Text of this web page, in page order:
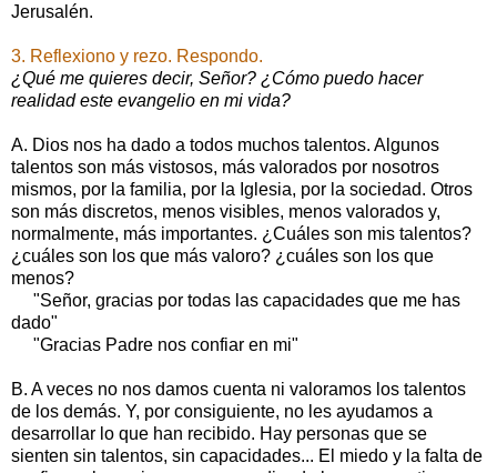
Jerusalén.
3. Reflexiono y rezo. Respondo.
¿Qué me quieres decir, Señor? ¿Cómo puedo hacer
realidad este evangelio en mi vida?
A. Dios nos ha dado a todos muchos talentos. Algunos
talentos son más vistosos, más valorados por nosotros
mismos, por la familia, por la Iglesia, por la sociedad. Otros
son más discretos, menos visibles, menos valorados y,
normalmente, más importantes. ¿Cuáles son mis talentos?
¿cuáles son los que más valoro? ¿cuáles son los que
menos?
"Señor, gracias por todas las capacidades que me has
dado"
"Gracias Padre nos confiar en mi"
B. A veces no nos damos cuenta ni valoramos los talentos
de los demás. Y, por consiguiente, no les ayudamos a
desarrollar lo que han recibido. Hay personas que se
sienten sin talentos, sin capacidades... El miedo y la falta de